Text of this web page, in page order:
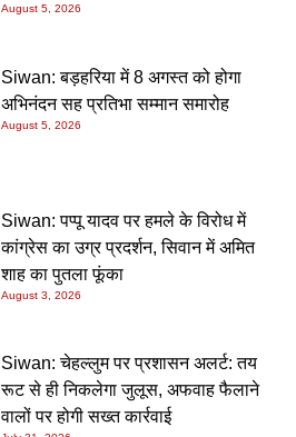
August 5, 2026
Siwan: बड़हरिया में 8 अगस्त को होगा
अभिनंदन सह प्रतिभा सम्मान समारोह
August 5, 2026
Siwan: पप्पू यादव पर हमले के विरोध में
कांग्रेस का उग्र प्रदर्शन, सिवान में अमित
शाह का पुतला फूंका
August 3, 2026
Siwan: चेहल्लुम पर प्रशासन अलर्ट: तय
रूट से ही निकलेगा जुलूस, अफवाह फैलाने
वालों पर होगी सख्त कार्रवाई